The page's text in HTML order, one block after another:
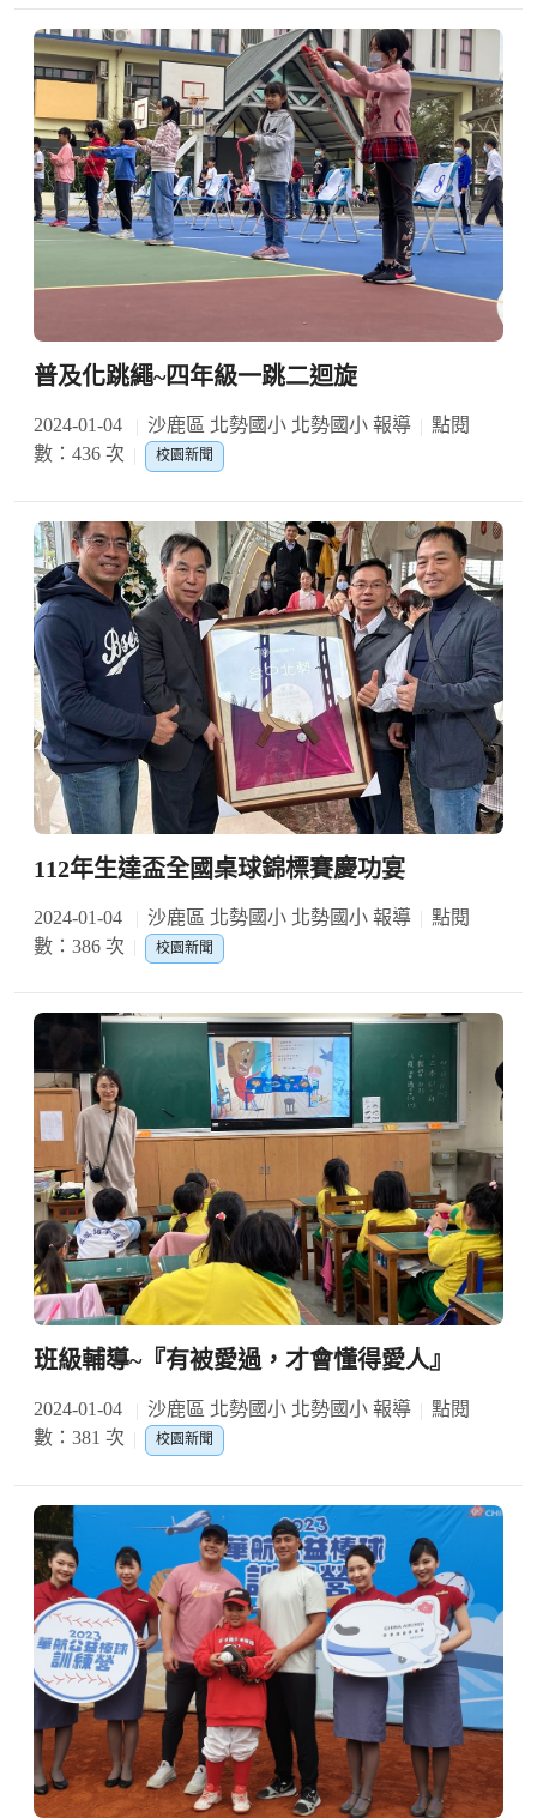
普及化跳繩~四年級一跳二迴旋
2024-01-04 沙鹿區 北勢國小 北勢國小 報導
點閱
數：436 次
校園新聞
112年生達盃全國桌球錦標賽慶功宴
2024-01-04 沙鹿區 北勢國小 北勢國小 報導
點閱
數：386 次
校園新聞
班級輔導~『有被愛過，才會懂得愛人』
2024-01-04 沙鹿區 北勢國小 北勢國小 報導
點閱
數：381 次
校園新聞